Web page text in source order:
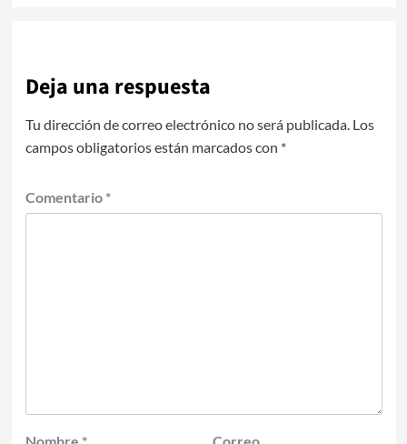
Deja una respuesta
Tu dirección de correo electrónico no será publicada. Los
campos obligatorios están marcados con *
Comentario *